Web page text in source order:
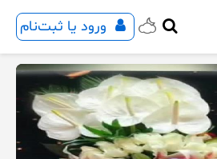
ورود یا ثبت‌نام